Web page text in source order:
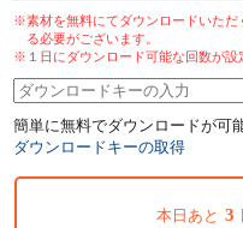
※素材を無料にてダウンロードいただ
る必要がございます。
※１日にダウンロード可能な回数が設
簡単に無料でダウンロードが可
ダウンロードキーの取得
本日あと 3